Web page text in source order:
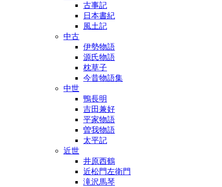
古事記
日本書紀
風土記
中古
伊勢物語
源氏物語
枕草子
今昔物語集
中世
鴨長明
吉田兼好
平家物語
曽我物語
太平記
近世
井原西鶴
近松門左衛門
滝沢馬琴